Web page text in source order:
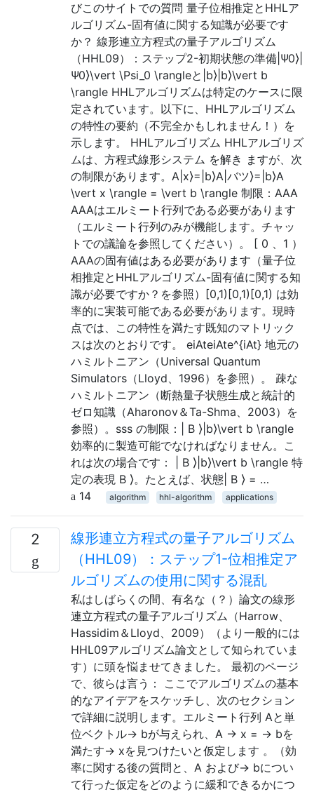
びこのサイトでの質問 量子位相推定とHHLア
ルゴリズム-固有値に関する知識が必要です
か？ 線形連立方程式の量子アルゴリズム
（HHL09）：ステップ2-初期状態の準備|Ψ0⟩|
Ψ0⟩\vert \Psi_0 \rangleと|b⟩|b⟩\vert b
\rangle HHLアルゴリズムは特定のケースに限
定されています。以下に、HHLアルゴリズム
の特性の要約（不完全かもしれません！）を
示します。 HHLアルゴリズム HHLアルゴリズ
ムは、方程式線形システム を解き ますが、次
の制限があります。A|x⟩=|b⟩A|バツ⟩=|b⟩A
\vert x \rangle = \vert b \rangle 制限：AAA
AAAはエルミート行列である必要があります
（エルミート行列のみが機能します。チャッ
トでの議論を参照してください）。 [ 0 、1 ）
AAAの固有値はある必要があります（量子位
相推定とHHLアルゴリズム-固有値に関する知
識が必要ですか？を参照）[0,1)[0,1)[0,1) は効
率的に実装可能である必要があります。現時
点では、この特性を満たす既知のマトリック
スは次のとおりです。 eiAteiAte^{iAt} 地元の
ハミルトニアン（Universal Quantum
Simulators（Lloyd、1996）を参照）。 疎な
ハミルトニアン（断熱量子状態生成と統計的
ゼロ知識（Aharonov＆Ta-Shma、2003）を
参照）。sss の制限：| B ⟩|b⟩\vert b \rangle
効率的に製造可能でなければなりません。こ
れは次の場合です： | B ⟩|b⟩\vert b \rangle 特
定の表現 B ⟩。たとえば、状態| B ⟩ = …
14
algorithm hhl-algorithm applications
2
線形連立方程式の量子アルゴリズム
（HHL09）：ステップ1-位相推定ア
ルゴリズムの使用に関する混乱
私はしばらくの間、有名な（？）論文の線形
連立方程式の量子アルゴリズム（Harrow、
Hassidim＆Lloyd、2009）（より一般的には
HHL09アルゴリズム論文として知られていま
す）に頭を悩ませてきました。 最初のページ
で、彼らは言う： ここでアルゴリズムの基本
的なアイデアをスケッチし、次のセクション
で詳細に説明します。エルミート行列 Aと単
位ベクトル→ bが与えられ、A → x = → bを
満たす→ xを見つけたいと仮定します 。（効
率に関する後の質問と、A および→ bについ
て行った仮定をどのように緩和できるかにつ